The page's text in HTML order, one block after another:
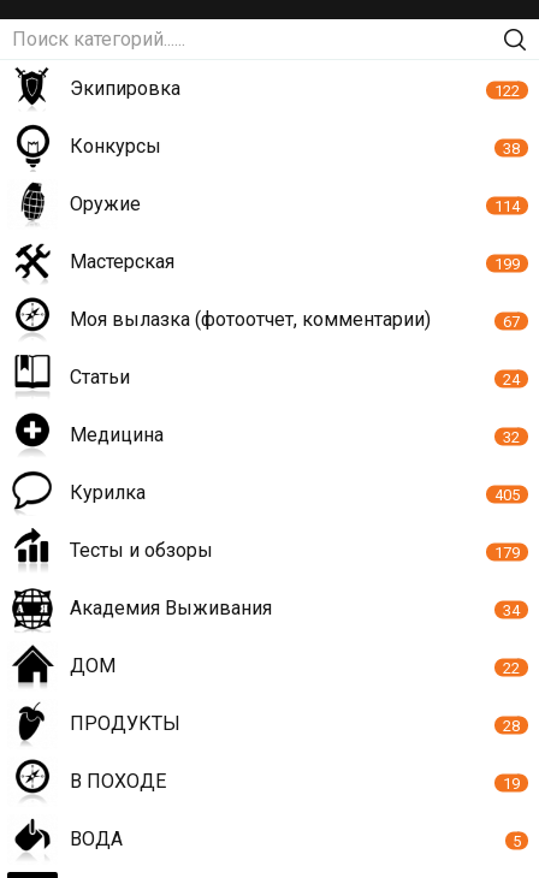
Экипировка 122
Конкурсы 38
Оружие 114
Мастерская 199
Моя вылазка (фотоотчет, комментарии) 67
Статьи 24
Медицина 32
Курилка 405
Тесты и обзоры 179
Академия Выживания 34
ДОМ 22
ПРОДУКТЫ 28
В ПОХОДЕ 19
ВОДА 5